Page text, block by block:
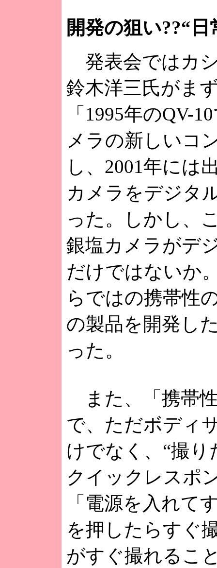
開発の狙い??“
発表会ではカ
鈴木洋三氏がま
「1995年のQV-
メラの新しいコ
し、2001年には
カメラをデジタ
った。しかし、
銀塩カメラがデ
だけではないか
らではの携帯性
の製品を開発し
った。
また、「携帯
で、ただボディ
けでなく、“撮
クイックレスポ
「電源を入れて
を押したらすぐ
がすぐ撮れるこ